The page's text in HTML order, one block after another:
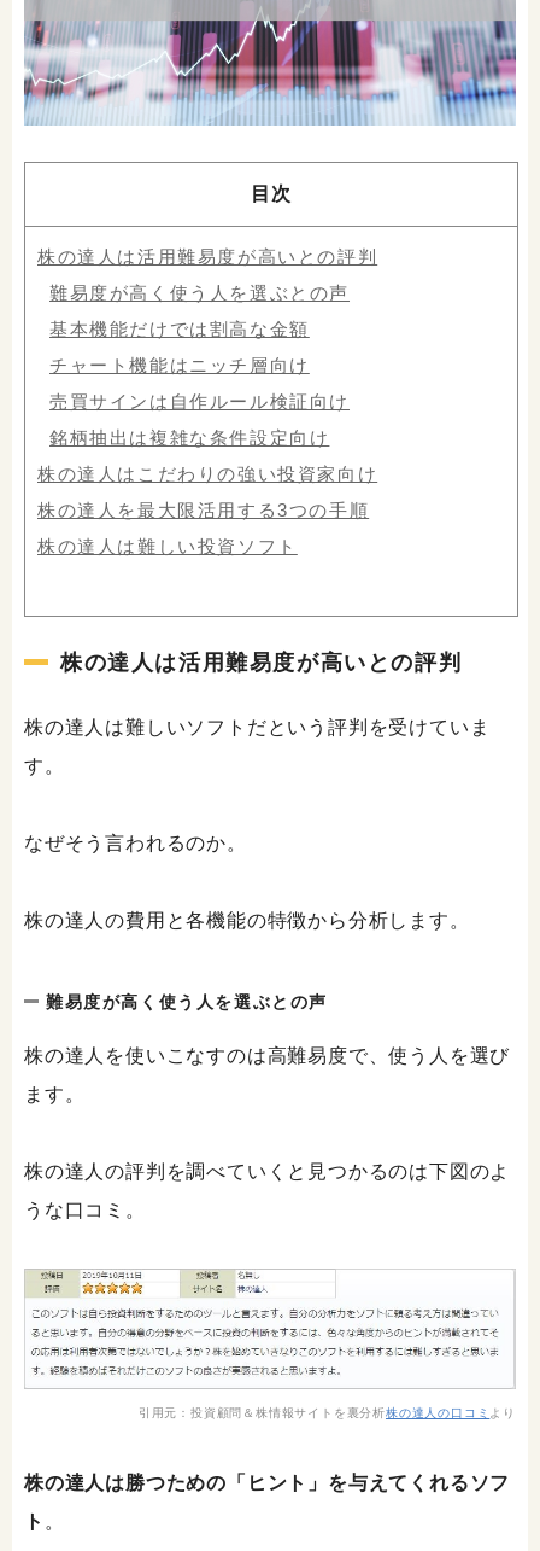
目次
株の達人は活用難易度が高いとの評判
難易度が高く使う人を選ぶとの声
基本機能だけでは割高な金額
チャート機能はニッチ層向け
売買サインは自作ルール検証向け
銘柄抽出は複雑な条件設定向け
株の達人はこだわりの強い投資家向け
株の達人を最大限活用する3つの手順
株の達人は難しい投資ソフト
株の達人は活用難易度が高いとの評判
株の達人は難しいソフトだという評判を受けていま
す。
なぜそう言われるのか。
株の達人の費用と各機能の特徴から分析します。
難易度が高く使う人を選ぶとの声
株の達人を使いこなすのは高難易度で、使う人を選び
ます。
株の達人の評判を調べていくと見つかるのは下図のよ
うな口コミ。
引用元：投資顧問＆株情報サイトを裏分析株の達人の口コミ より
株の達人は勝つための「ヒント」を与えてくれるソフ
ト 。